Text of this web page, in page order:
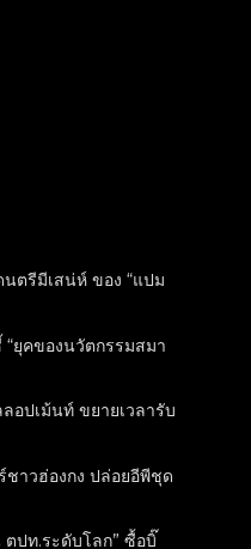
ตรีมีเสน่ห์ ของ “แปม
ยุคของนวัตกรรมสมา
อปเม้นท์ ขยายเวลารับ
ชาวฮ่องกง ปล่อยอีพีชุด
ตปท.ระดับโลก” ซื้อบิ๊